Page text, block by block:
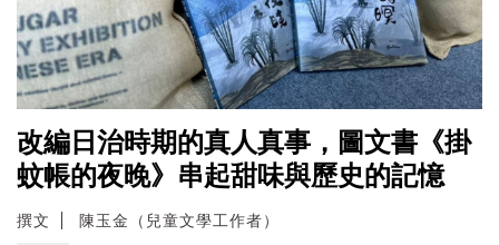
改編日治時期的真人真事，圖文書《掛
蚊帳的夜晚》串起甜味與歷史的記憶
撰文 陳玉金（兒童文學工作者）